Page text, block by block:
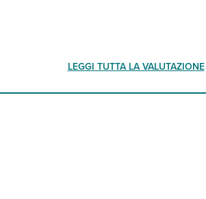
LEGGI TUTTA LA VALUTAZIONE